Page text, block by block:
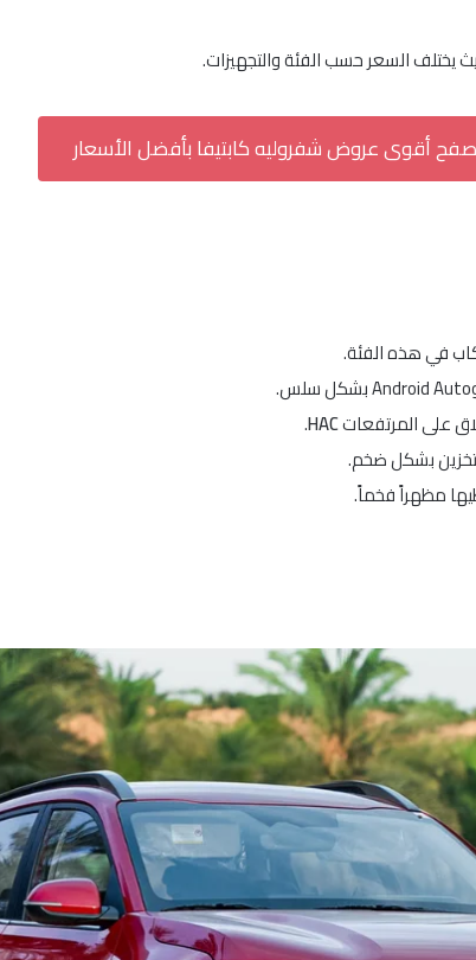
يختلف السعر حسب الفئة والتجهيزات.
أقوى عروض شفروليه كابتيفا بأفضل الأسعار
على المرتفعاتHAC
.
بشكل ضخم.